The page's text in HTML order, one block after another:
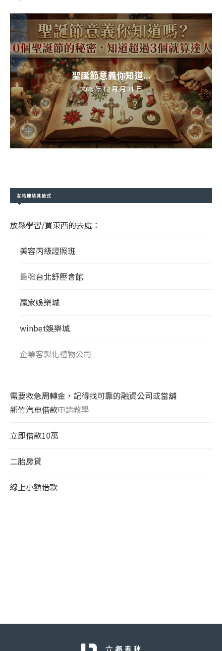
聖誕節意義你知道...
2025 年 12 月 月 31 日
友站連結其他式
放鬆學習/買東西的去處：
美容丙級證照班
最強台北舒壓會館
贏家娛樂城
winbet娛樂城
企業客製化禮物公司
需要救急周轉金，記得找可靠的融資公司或當舖
新竹汽車借款申請教學
立即借款10萬
二胎房貸
線上小額借款